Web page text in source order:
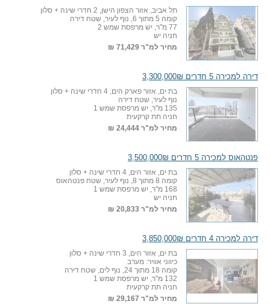
תל אביב, אזור הצפון הישן, 2 חדרי שינה + סלון
קומה 5 מתוך 6, נוף לעיר, שטח דירה
77 מ"ר, יש מרפסת שמש 2
חניה יש
מחיר למ"ר 71,429 ₪
דירה למכירה 5 חדרים 3,300,000₪
בת ים, אזור פארק הים, 4 חדרי שינה + סלון
נוף לעיר, שטח דירה
135 מ"ר, יש מרפסת שמש 1
חניה תת קרקעית
מחיר למ"ר 24,444 ₪
פנטהאוס למכירה 5 חדרים 3,500,000₪
בת ים, אזור הים, 4 חדרי שינה + סלון
קומה 8 מתוך 8, נוף לעיר, שטח פנטהאוס
168 מ"ר, יש מרפסת שמש 1
חניה יש
מחיר למ"ר 20,833 ₪
דירה למכירה 4 חדרים 3,850,000₪
בת ים, אזור הים, 3 חדרי שינה + סלון
כיווני אוויר: מערב
קומה 18 מתוך 24, נוף לים, שטח דירה
132 מ"ר, יש מרפסת שמש 1
חניה תת קרקעית
מחיר למ"ר 29,167 ₪